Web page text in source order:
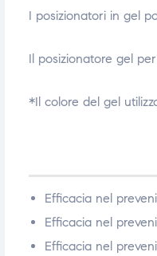
I posizionatori in gel
Il posizionatore gel
*Il colore del gel
Efficacia nel
Efficacia nel
Efficacia nel